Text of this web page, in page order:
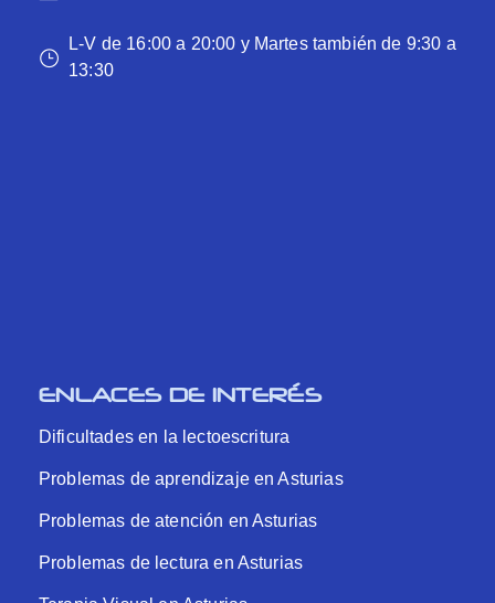
L-V de 16:00 a 20:00 y Martes también de 9:30 a
13:30
ENLACES DE INTERÉS
Dificultades en la lectoescritura
Problemas de aprendizaje en Asturias
Problemas de atención en Asturias
Problemas de lectura en Asturias